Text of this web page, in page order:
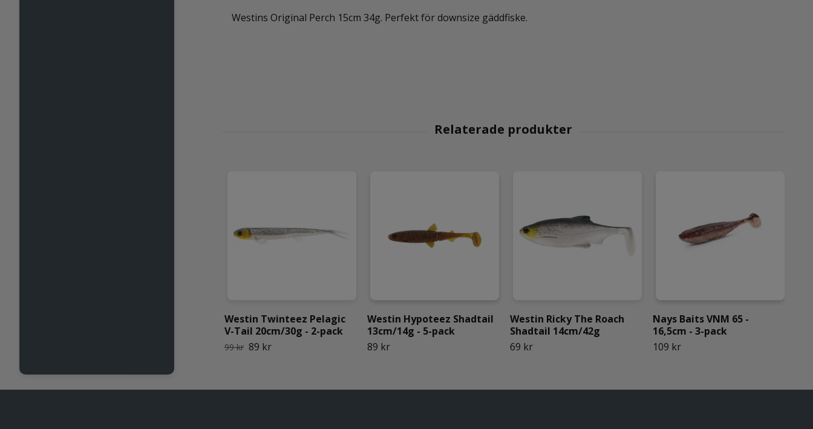
Westins Original Perch 15cm 34g. Perfekt för downsize gäddfiske.
Westin Twinteez Pelagic
V-Tail 20cm/30g - 2-pack
99 kr 89 kr
Westin Hypoteez Shadtail
13cm/14g - 5-pack
89 kr
Westin Ricky The Roach
Shadtail 14cm/42g
69 kr
Nays Baits VNM 65 -
16,5cm - 3-pack
109 kr